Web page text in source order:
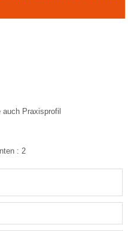
auch Praxisprofil
: 2